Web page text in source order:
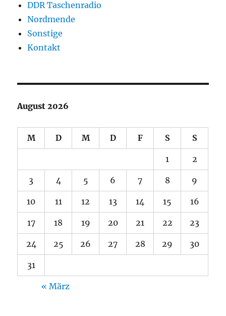
DDR Taschenradio
Nordmende
Sonstige
Kontakt
August 2026
M D M D F S S
1 2
3 4 5 6 7 8 9
10 11 12 13 14 15 16
17 18 19 20 21 22 23
24 25 26 27 28 29 30
31
« März